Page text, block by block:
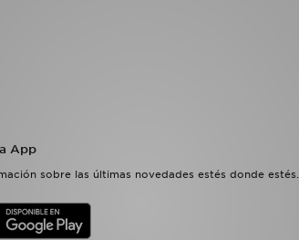
App
sobre las últimas novedades estés donde estés.